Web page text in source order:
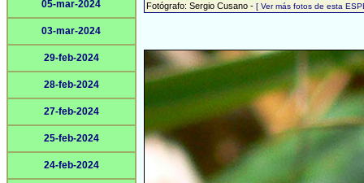
05-mar-2024
03-mar-2024
29-feb-2024
28-feb-2024
27-feb-2024
25-feb-2024
24-feb-2024
Fotógrafo: Sergio Cusano - [ Ver más fotos de esta